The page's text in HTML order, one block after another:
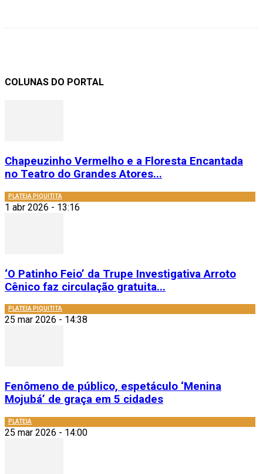
COLUNAS DO PORTAL
Chapeuzinho Vermelho e a Floresta Encantada
no Teatro do Grandes Atores...
PLATEIA PIQUITITA
1 abr 2026 - 13:16
‘O Patinho Feio’ da Trupe Investigativa Arroto
Cênico faz circulação gratuita...
PLATEIA PIQUITITA
25 mar 2026 - 14:38
Fenômeno de público, espetáculo ‘Menina
Mojubá’ de graça em 5 cidades
PLATEIA
25 mar 2026 - 14:00